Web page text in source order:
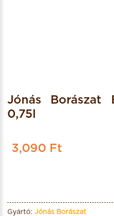
Jónás Borászat
0,75l
3,090 Ft
Gyártó: Jónás Borászat